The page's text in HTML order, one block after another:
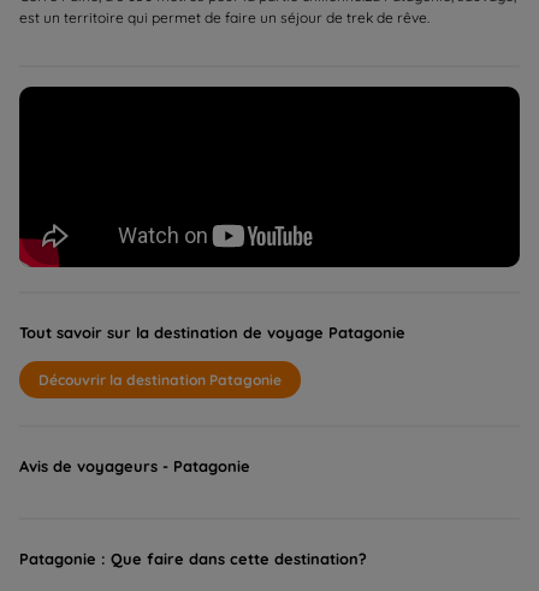
est un territoire qui permet de faire un séjour de trek de rêve.
Tout savoir sur la destination de voyage Patagonie
Découvrir la destination Patagonie
Avis de voyageurs - Patagonie
Patagonie : Que faire dans cette destination?